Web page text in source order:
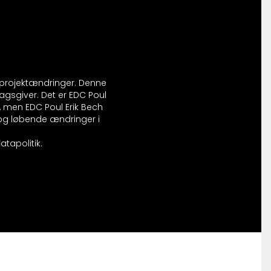
Denne
Det er EDC Poul
EDC Poul Erik Bech
løbende ændringer i